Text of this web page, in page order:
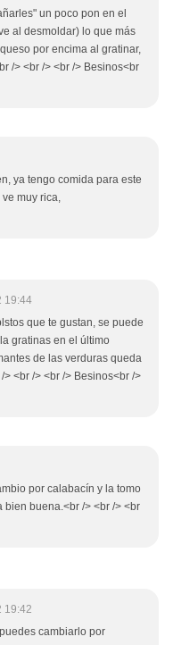
un poco pon en el
al desmoldar) lo que más
por encima al gratinar,
/> <br /> <br /> Besinos<br
ya tengo comida para este
muy rica,
19:44
que te gustan, se puede
gratinas en el último
de las verduras queda
<br /> <br /> Besinos<br />
por calabacín y la tomo
bien buena.<br /> <br /> <br
19:42
cambiarlo por